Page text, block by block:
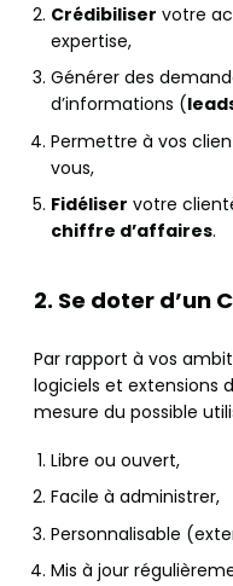
Crédibiliser votre
expertise,
Générer des
d’informations (
Permettre à vos
vous,
Fidéliser votre
chiffre d’affaires.
2. Se doter d’un
Par rapport à vos
logiciels et extensions
mesure du possible
Libre ou ouvert,
Facile à administrer,
Personnalisable
Mis à jour